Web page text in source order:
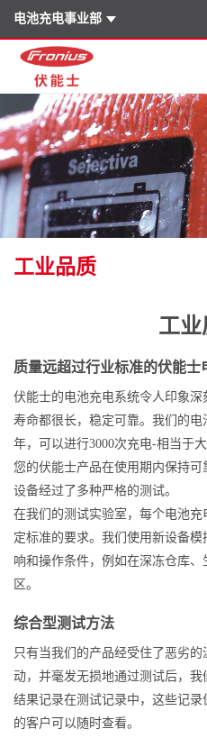
电池充电事业部
工业品质
工业
质量远超过行业标准的伏能士
伏能士的电池充电系统令人印象
寿命都很长，稳定可靠。我们的
年，可以进行3000次充电-相当于
您的伏能士产品在使用期内保持
设备经过了多种严格的测试。
在我们的测试实验室，每个电池
定标准的要求。我们使用新设备
响和操作条件，例如在深冻仓库
区。
综合型测试方法
只有当我们的产品经受住了恶劣
动，并毫发无损地通过测试后，
结果记录在测试记录中，这些记
的客户可以随时查看。